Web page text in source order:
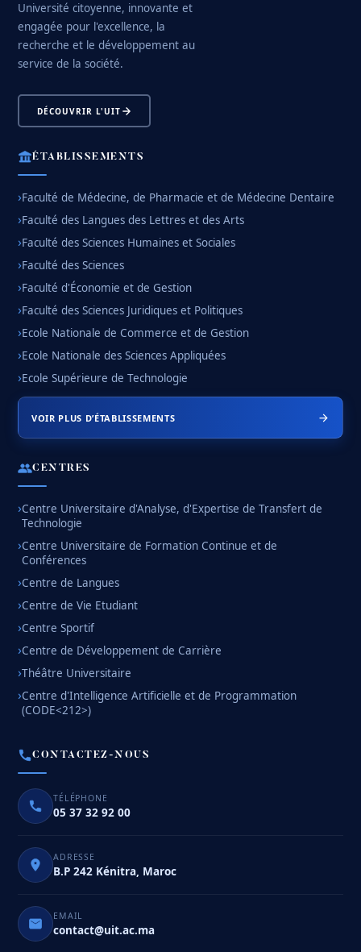
Université citoyenne, innovante et
engagée pour l'excellence, la
recherche et le développement au
service de la société.
DÉCOUVRIR L'UIT
ÉTABLISSEMENTS
Faculté de Médecine, de Pharmacie et de Médecine Dentaire
Faculté des Langues des Lettres et des Arts
Faculté des Sciences Humaines et Sociales
Faculté des Sciences
Faculté d'Économie et de Gestion
Faculté des Sciences Juridiques et Politiques
Ecole Nationale de Commerce et de Gestion
Ecole Nationale des Sciences Appliquées
Ecole Supérieure de Technologie
VOIR PLUS D’ÉTABLISSEMENTS
CENTRES
Centre Universitaire d'Analyse, d'Expertise de Transfert de
Technologie
Centre Universitaire de Formation Continue et de
Conférences
Centre de Langues
Centre de Vie Etudiant
Centre Sportif
Centre de Développement de Carrière
Théâtre Universitaire
Centre d'Intelligence Artificielle et de Programmation
(CODE<212>)
CONTACTEZ-NOUS
TÉLÉPHONE
05 37 32 92 00
ADRESSE
B.P 242 Kénitra, Maroc
EMAIL
contact@uit.ac.ma